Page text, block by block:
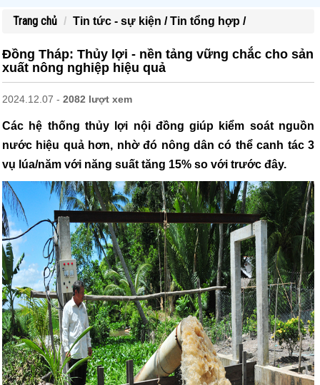
Trang chủ Tin tức - sự kiện /Tin tổng hợp /
Đồng Tháp: Thủy lợi - nền tảng vững chắc cho sản
xuất nông nghiệp hiệu quả
2024.12.07 - 2082 lượt xem
Các hệ thống thủy lợi nội đồng giúp kiểm soát nguồn
nước hiệu quả hơn, nhờ đó nông dân có thể canh tác 3
vụ lúa/năm với năng suất tăng 15% so với trước đây.